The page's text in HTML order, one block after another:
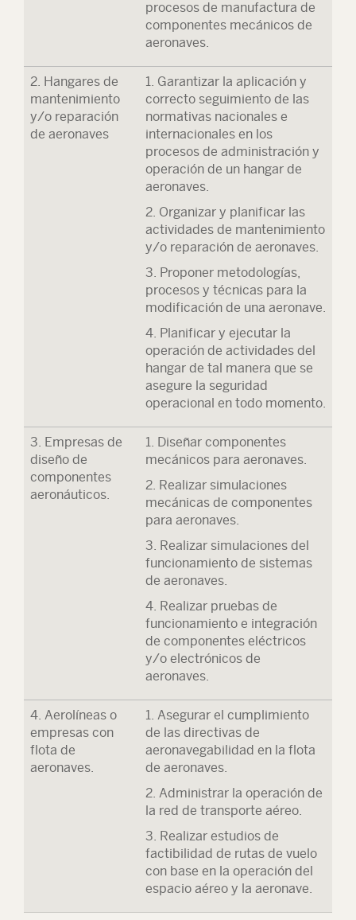
procesos de manufactura de
componentes mecánicos de
aeronaves.
2. Hangares de
mantenimiento
y/o reparación
de aeronaves
1. Garantizar la aplicación y
correcto seguimiento de las
normativas nacionales e
internacionales en los
procesos de administración y
operación de un hangar de
aeronaves.
2. Organizar y planificar las
actividades de mantenimiento
y/o reparación de aeronaves.
3. Proponer metodologías,
procesos y técnicas para la
modificación de una aeronave.
4. Planificar y ejecutar la
operación de actividades del
hangar de tal manera que se
asegure la seguridad
operacional en todo momento.
3. Empresas de
diseño de
componentes
aeronáuticos.
1. Diseñar componentes
mecánicos para aeronaves.
2. Realizar simulaciones
mecánicas de componentes
para aeronaves.
3. Realizar simulaciones del
funcionamiento de sistemas
de aeronaves.
4. Realizar pruebas de
funcionamiento e integración
de componentes eléctricos
y/o electrónicos de
aeronaves.
4. Aerolíneas o
empresas con
flota de
aeronaves.
1. Asegurar el cumplimiento
de las directivas de
aeronavegabilidad en la flota
de aeronaves.
2. Administrar la operación de
la red de transporte aéreo.
3. Realizar estudios de
factibilidad de rutas de vuelo
con base en la operación del
espacio aéreo y la aeronave.